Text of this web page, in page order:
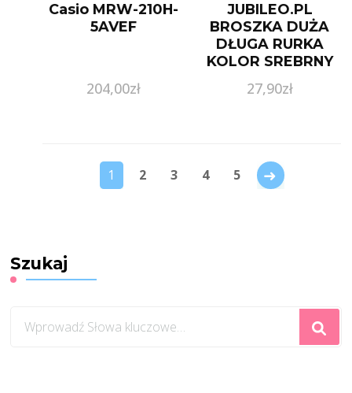
Casio MRW-210H-
5AVEF
204,00zł
JUBILEO.PL
BROSZKA DUŻA
DŁUGA RURKA
KOLOR SREBRNY
GLAMOUR STYL
KLASYCZNY
27,90zł
1 2 3 4 5
Szukaj
czegoś?